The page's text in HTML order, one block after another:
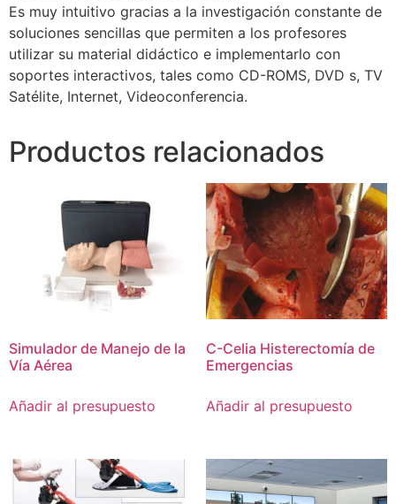
Es muy intuitivo gracias a la investigación constante de
soluciones sencillas que permiten a los profesores
utilizar su material didáctico e implementarlo con
soportes interactivos, tales como CD-ROMS, DVD s, TV
Satélite, Internet, Videoconferencia.
Productos relacionados
Simulador de Manejo de la
Vía Aérea
Añadir al presupuesto
C-Celia Histerectomía de
Emergencias
Añadir al presupuesto